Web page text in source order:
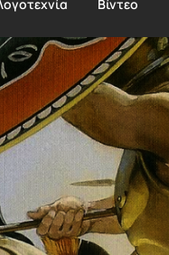
Βίντεο